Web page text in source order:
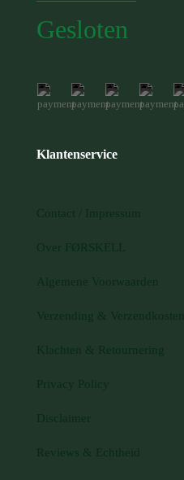
Gesloten
Klantenservice
Contact / Impressum
Over FØRSKELL
Algemene Voorwaarden
Verzending & Verzendkosten
Klachten & Retournering
Privacy Policy
Disclaimer
Reviews & Echtheid